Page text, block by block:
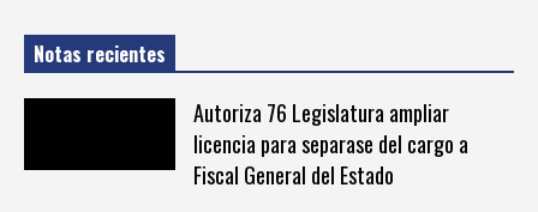
Notas recientes
Autoriza 76 Legislatura ampliar
licencia para separase del cargo a
Fiscal General del Estado